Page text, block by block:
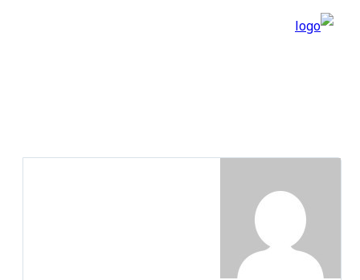
🚀 منتدى تقارب
📰 المدونة
⚙️ تطوير المواقع